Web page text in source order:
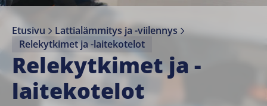
Etusivu
Lattialämmitys ja -viilennys
Relekytkimet ja -laitekotelot
Relekytkimet ja -
laitekotelot